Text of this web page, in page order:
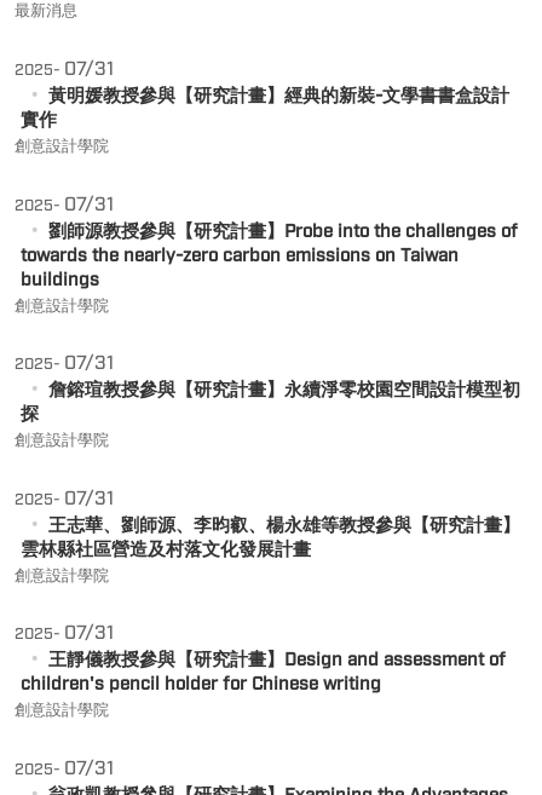
最新消息
2025- 07/31
黃明媛教授參與【研究計畫】經典的新裝-文學書書盒設計
實作
創意設計學院
2025- 07/31
劉師源教授參與【研究計畫】Probe into the challenges of
towards the nearly-zero carbon emissions on Taiwan
buildings
創意設計學院
2025- 07/31
詹鎔瑄教授參與【研究計畫】永續淨零校園空間設計模型初
探
創意設計學院
2025- 07/31
王志華、劉師源、李昀叡、楊永雄等教授參與【研究計畫】
雲林縣社區營造及村落文化發展計畫
創意設計學院
2025- 07/31
王靜儀教授參與【研究計畫】Design and assessment of
children's pencil holder for Chinese writing
創意設計學院
2025- 07/31